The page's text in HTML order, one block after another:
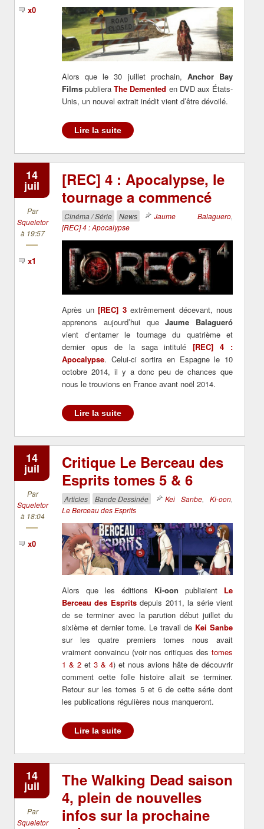
x0
Alors que le 30 juillet prochain, Anchor Bay
Films publieraThe Demented en DVD aux États-
Unis, un nouvel extrait inédit vient d’être dévoilé.
Lire la suite
14
juil
Par
Squeletor
à 19:57
x1
[REC] 4 : Apocalypse, le
tournage a commencé
Cinéma / Série News Jaume Balaguero,
[REC] 4 : Apocalypse
Après un [REC] 3extrêmement décevant, nous
apprenons aujourd’hui queJaume Balagueró
vient d’entamer le tournage du quatrième et
dernier opus de la saga intitulé[REC] 4 :
Apocalypse. Celui-ci sortira en Espagne le 10
octobre 2014, il y a donc peu de chances que
nous le trouvions en France avant noël 2014.
Lire la suite
14
juil
Par
Squeletor
à 18:04
x0
Critique Le Berceau des
Esprits tomes 5 & 6
Articles Bande Dessinée Kei Sanbe, Ki-oon,
Le Berceau des Esprits
Alors que les éditions Ki-oon publiaient Le
Berceau des Espritsdepuis 2011, la série vient
de se terminer avec la parution début juillet du
sixième et dernier tome. Le travail de Kei Sanbe
sur les quatre premiers tomes nous avait
vraiment convaincu (voir nos critiques des tomes
1 & 2 et 3 & 4) et nous avions hâte de découvrir
comment cette folle histoire allait se terminer.
Retour sur les tomes 5 et 6 de cette série dont
les publications régulières nous manqueront.
Lire la suite
14
juil
Par
Squeletor
The Walking Dead saison
4, plein de nouvelles
infos sur la prochaine